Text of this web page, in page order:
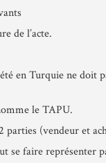
de l’acte.
en Turquie ne doit
le TAPU.
parties (vendeur et
se faire